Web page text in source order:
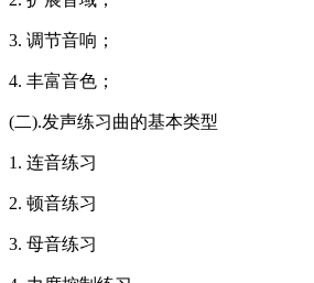
3. 调节音响；
4. 丰富音色；
(二).发声练习曲的基本类型
1. 连音练习
2. 顿音练习
3. 母音练习